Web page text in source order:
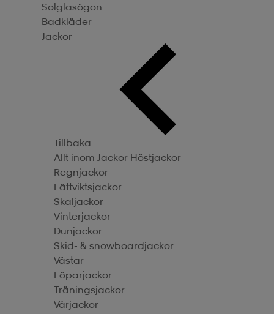
Solglasögon
Badkläder
Jackor
Tillbaka
Allt inom Jackor Höstjackor
Regnjackor
Lättviktsjackor
Skaljackor
Vinterjackor
Dunjackor
Skid- & snowboardjackor
Västar
Löparjackor
Träningsjackor
Vårjackor